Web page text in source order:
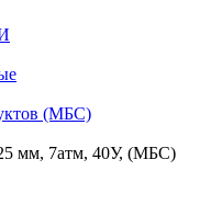
(МБС)
мм, 7атм, 40У, (МБС)